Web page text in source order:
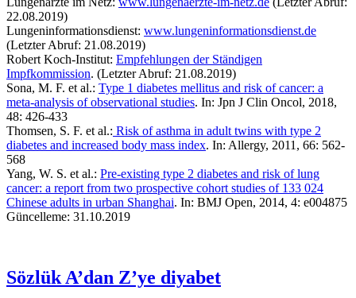
22.08.2019)
Lungeninformationsdienst: www.lungeninformationsdienst.de
(Letzter Abruf: 21.08.2019)
Robert Koch-Institut: Empfehlungen der Ständigen
Impfkommission. (Letzter Abruf: 21.08.2019)
Sona, M. F. et al.: Type 1 diabetes mellitus and risk of cancer: a
meta-analysis of observational studies. In: Jpn J Clin Oncol, 2018,
48: 426-433
Thomsen, S. F. et al.: Risk of asthma in adult twins with type 2
diabetes and increased body mass index. In: Allergy, 2011, 66: 562-
568
Yang, W. S. et al.: Pre-existing type 2 diabetes and risk of lung
cancer: a report from two prospective cohort studies of 133 024
Chinese adults in urban Shanghai. In: BMJ Open, 2014, 4: e004875
Güncelleme: 31.10.2019
Sözlük A’dan Z’ye diyabet